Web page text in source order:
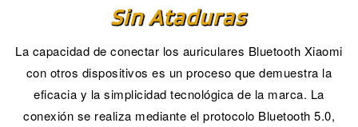
Sin Ataduras
La capacidad de conectar los auriculares Bluetooth Xiaomi
con otros dispositivos es un proceso que demuestra la
eficacia y la simplicidad tecnológica de la marca. La
conexión se realiza mediante el protocolo Bluetooth 5.0,